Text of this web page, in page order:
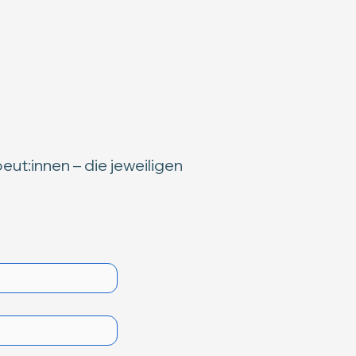
– die jeweiligen